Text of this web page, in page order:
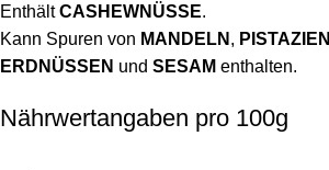
EnthältCASHEWNÜSSE.
Kann Spuren von MANDELN , PISTAZIEN
ERDNÜSSEN und SESAM enthalten.
Nährwertangaben pro 100g